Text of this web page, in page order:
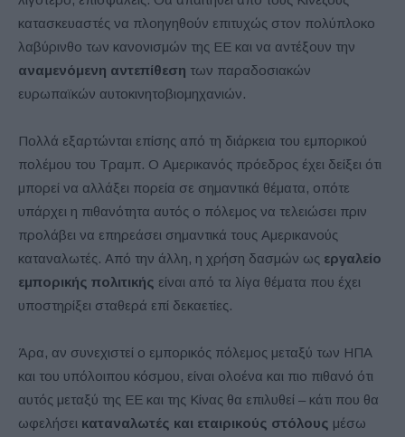
κατασκευαστές να πλοηγηθούν επιτυχώς στον πολύπλοκο
λαβύρινθο των κανονισμών της ΕΕ και να αντέξουν την
αναμενόμενη αντεπίθεση των παραδοσιακών
ευρωπαϊκών αυτοκινητοβιομηχανιών.
Πολλά εξαρτώνται επίσης από τη διάρκεια του εμπορικού
πολέμου του Τραμπ. Ο Αμερικανός πρόεδρος έχει δείξει ότι
μπορεί να αλλάξει πορεία σε σημαντικά θέματα, οπότε
υπάρχει η πιθανότητα αυτός ο πόλεμος να τελειώσει πριν
προλάβει να επηρεάσει σημαντικά τους Αμερικανούς
καταναλωτές. Από την άλλη, η χρήση δασμών ως εργαλείο
εμπορικής πολιτικής είναι από τα λίγα θέματα που έχει
υποστηρίξει σταθερά επί δεκαετίες.
Άρα, αν συνεχιστεί ο εμπορικός πόλεμος μεταξύ των ΗΠΑ
και του υπόλοιπου κόσμου, είναι ολοένα και πιο πιθανό ότι
αυτός μεταξύ της ΕΕ και της Κίνας θα επιλυθεί – κάτι που θα
ωφελήσει καταναλωτές και εταιρικούς στόλους μέσω